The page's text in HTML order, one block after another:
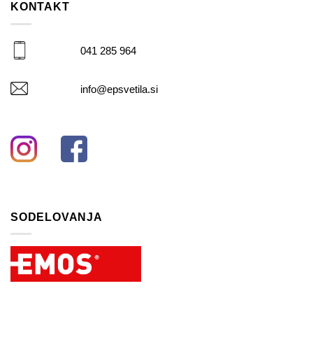
KONTAKT
041 285 964
info@epsvetila.si
SODELOVANJA